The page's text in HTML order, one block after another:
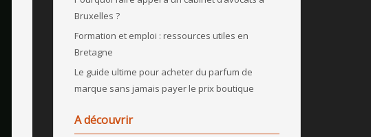
Bruxelles ?
Formation et emploi : ressources utiles en
Bretagne
Le guide ultime pour acheter du parfum de
marque sans jamais payer le prix boutique
A découvrir